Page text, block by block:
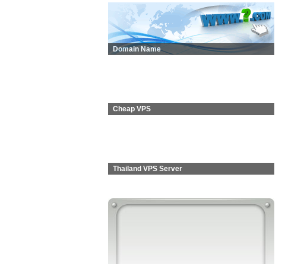
Domain Name
Cheap VPS
Thailand VPS Server